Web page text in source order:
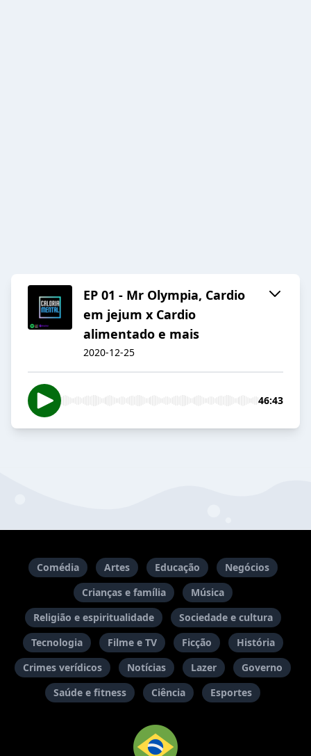
EP 01 - Mr Olympia, Cardio
em jejum x Cardio
alimentado e mais
2020-12-25
46:43
Comédia Artes Educação
Negócios
Crianças e família
Música
Religião e espiritualidade
Sociedade e cultura
Tecnologia
Filme e TV Ficção
História
Crimes verídicos
Notícias Lazer
Governo
Saúde e fitness
Ciência Esportes